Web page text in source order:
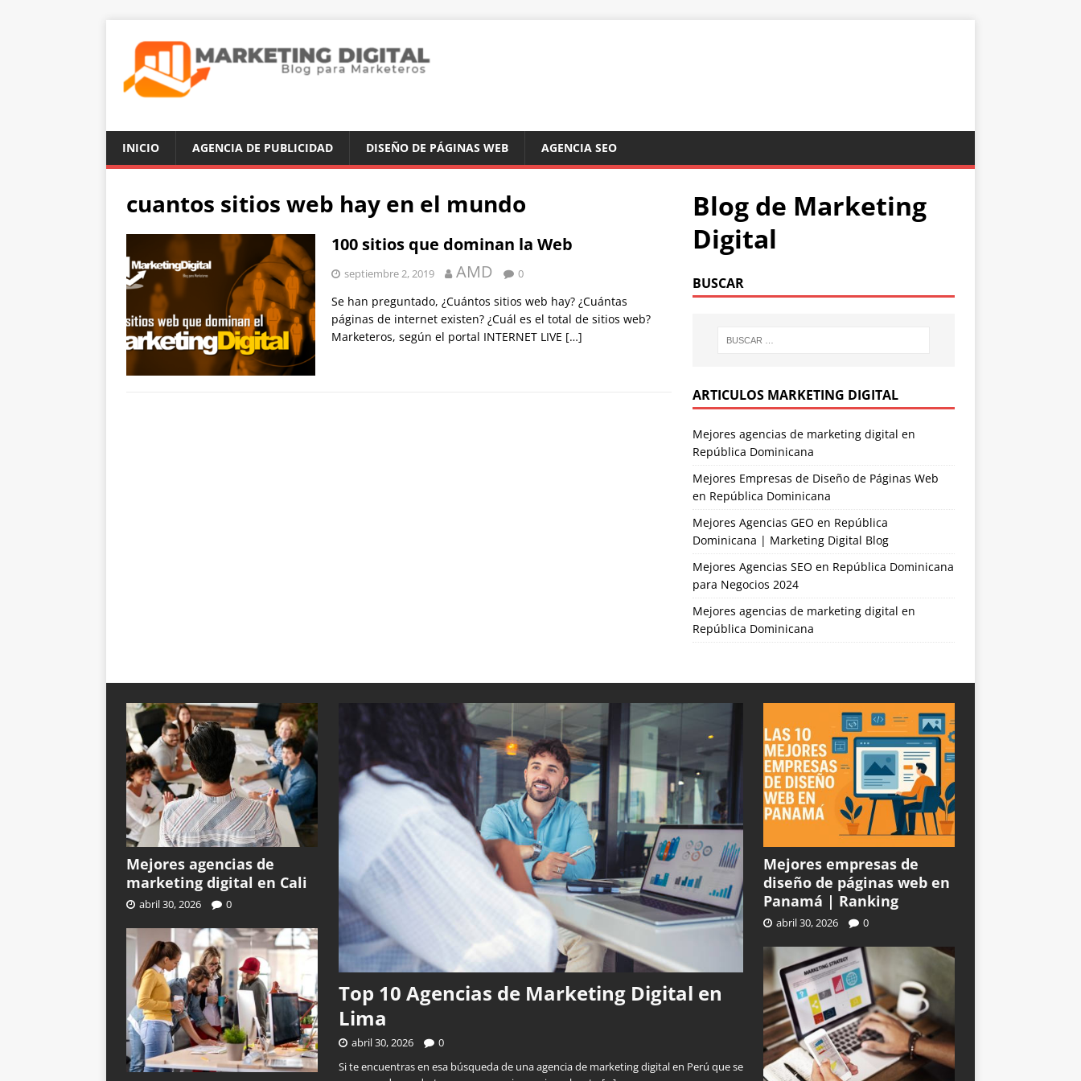
INICIO AGENCIA DE PUBLICIDAD DISEÑO DE PÁGINAS WEB AGENCIA SEO
cuantos sitios web hay en el mundo
100 sitios que dominan la Web
septiembre 2, 2019 AMD 0
Se han preguntado, ¿Cuántos sitios web hay? ¿Cuántas
páginas de internet existen? ¿Cuál es el total de sitios web?
Marketeros, según el portal INTERNET LIVE […]
Blog de Marketing
Digital
BUSCAR
ARTICULOS MARKETING DIGITAL
Mejores agencias de marketing digital en
República Dominicana
Mejores Empresas de Diseño de Páginas Web
en República Dominicana
Mejores Agencias GEO en República
Dominicana | Marketing Digital Blog
Mejores Agencias SEO en República Dominicana
para Negocios 2024
Mejores agencias de marketing digital en
República Dominicana
Top 10 Agencias de Marketing Digital en
Lima
abril 30, 2026
0
Si te encuentras en esa búsqueda de una agencia de marketing digital en Perú que se
Mejores empresas de
diseño de páginas web en
Panamá | Ranking
abril 30, 2026 0
Mejores agencias de
marketing digital en Cali
abril 30, 2026 0